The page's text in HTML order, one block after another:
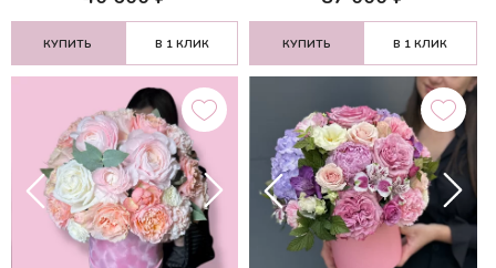
КУПИТЬ В 1 КЛИК КУПИТЬ В 1 КЛИК